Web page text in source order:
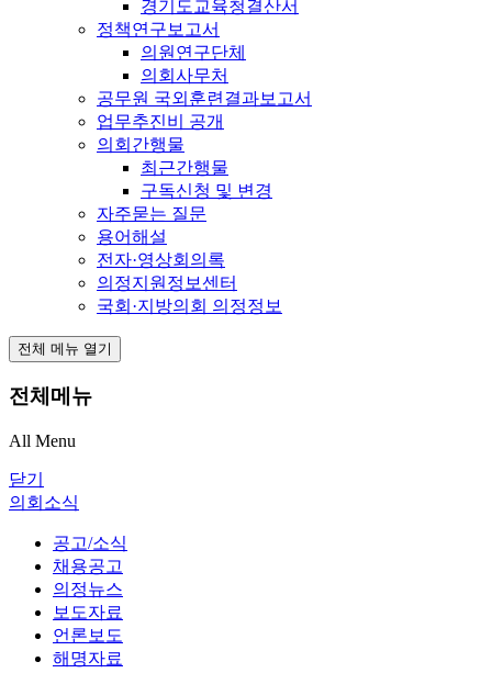
경기도교육청결산서
정책연구보고서
의원연구단체
의회사무처
공무원 국외훈련결과보고서
업무추진비 공개
의회간행물
최근간행물
구독신청 및 변경
자주묻는 질문
용어해설
전자·영상회의록
의정지원정보센터
국회·지방의회 의정정보
전체 메뉴 열기
전체메뉴
All Menu
닫기
의회소식
공고/소식
채용공고
의정뉴스
보도자료
언론보도
해명자료